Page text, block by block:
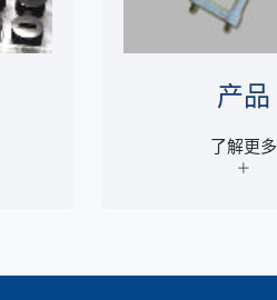
产品
了解更多